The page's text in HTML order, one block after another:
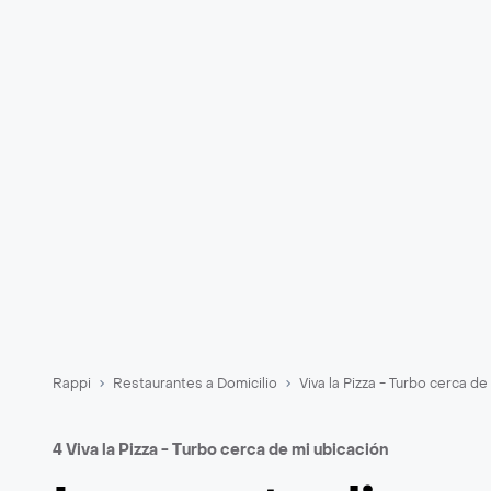
Rappi Restaurantes a Domicilio Viva la Pizza - Turbo cerca de
4 Viva la Pizza - Turbo cerca de mi ubicación